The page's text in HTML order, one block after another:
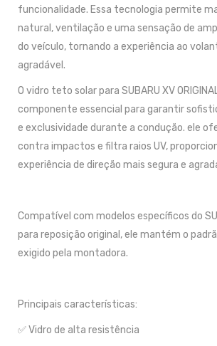
funcionalidade. Essa tecnologia permite
natural, ventilação e uma sensação de
do veículo, tornando a experiência ao
agradável.
O vidro teto solar para SUBARU XV
componente essencial para garantir
e exclusividade durante a condução. ele
contra impactos e filtra raios UV,
experiência de direção mais segura e
Compatível com modelos específicos do
para reposição original, ele mantém o
exigido pela montadora.
Principais características:
✅ Vidro de alta resistência